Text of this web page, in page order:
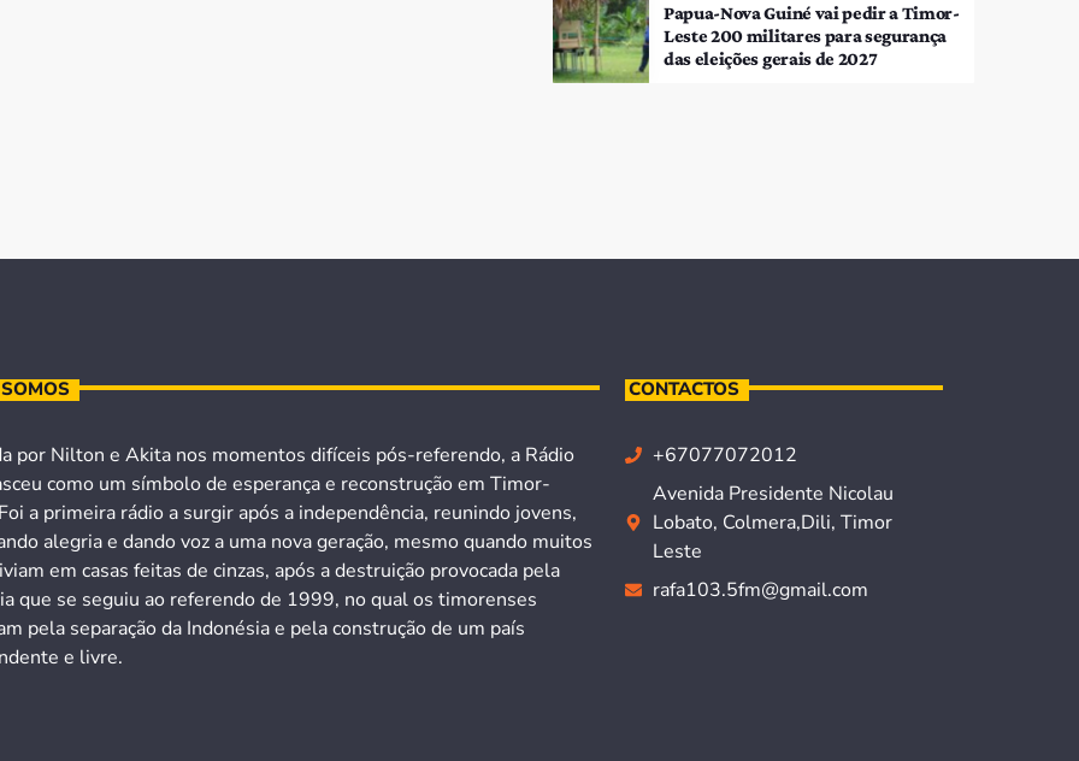
Papua-Nova Guiné vai pedir a Timor-
Leste 200 militares para segurança
das eleições gerais de 2027
por Nilton e Akita nos momentos difíceis pós-referendo, a Rádio
como um símbolo de esperança e reconstrução em Timor-
a primeira rádio a surgir após a independência, reunindo jovens,
alegria e dando voz a uma nova geração, mesmo quando muitos
em casas feitas de cinzas, após a destruição provocada pela
que se seguiu ao referendo de 1999, no qual os timorenses
pela separação da Indonésia e pela construção de um país
e livre.
CONTACTOS
+67077072012
Avenida Presidente Nicolau
Lobato, Colmera,Dili, Timor
Leste
rafa103.5fm@gmail.com